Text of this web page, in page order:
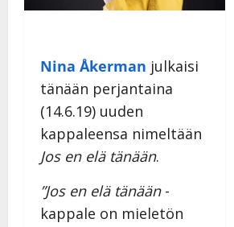
Nina Åkerman julkaisi
tänään perjantaina
(14.6.19) uuden
kappaleensa nimeltään
Jos en elä tänään.
”Jos en elä tänään-
kappale on mieletön